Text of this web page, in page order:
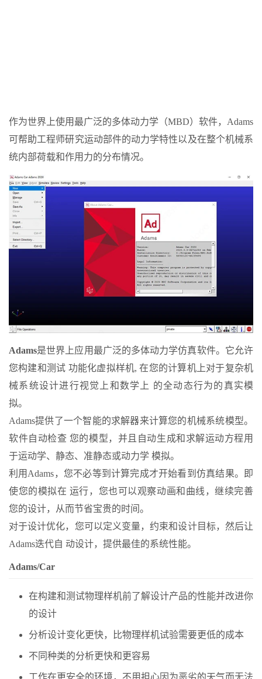
作为世界上使用最广泛的多体动力学（MBD）软件，Adams
可帮助工程师研究运动部件的动力学特性以及在整个机械系
统内部荷载和作用力的分布情况。
Adams是世界上应用最广泛的多体动力学仿真软件。它允许
您构建和测试 功能化虚拟样机, 在您的计算机上对于复杂机
械系统设计进行视觉上和数学上 的全动态行为的真实模
拟。
Adams提供了一个智能的求解器来计算您的机械系统模型。
软件自动检查 您的模型，并且自动生成和求解运动方程用
于运动学、静态、准静态或动力学 模拟。
利用Adams，您不必等到计算完成才开始看到仿真结果。即
使您的模拟在 运行，您也可以观察动画和曲线，继续完善
您的设计，从而节省宝贵的时间。
对于设计优化，您可以定义变量，约束和设计目标，然后让
Adams迭代自 动设计，提供最佳的系统性能。
Adams/Car
在构建和测试物理样机前了解设计产品的性能并改进你
的设计
分析设计变化更快，比物理样机试验需要更低的成本
不同种类的分析更快和更容易
工作在更安全的环境，不用担心因为恶劣的天气而无法